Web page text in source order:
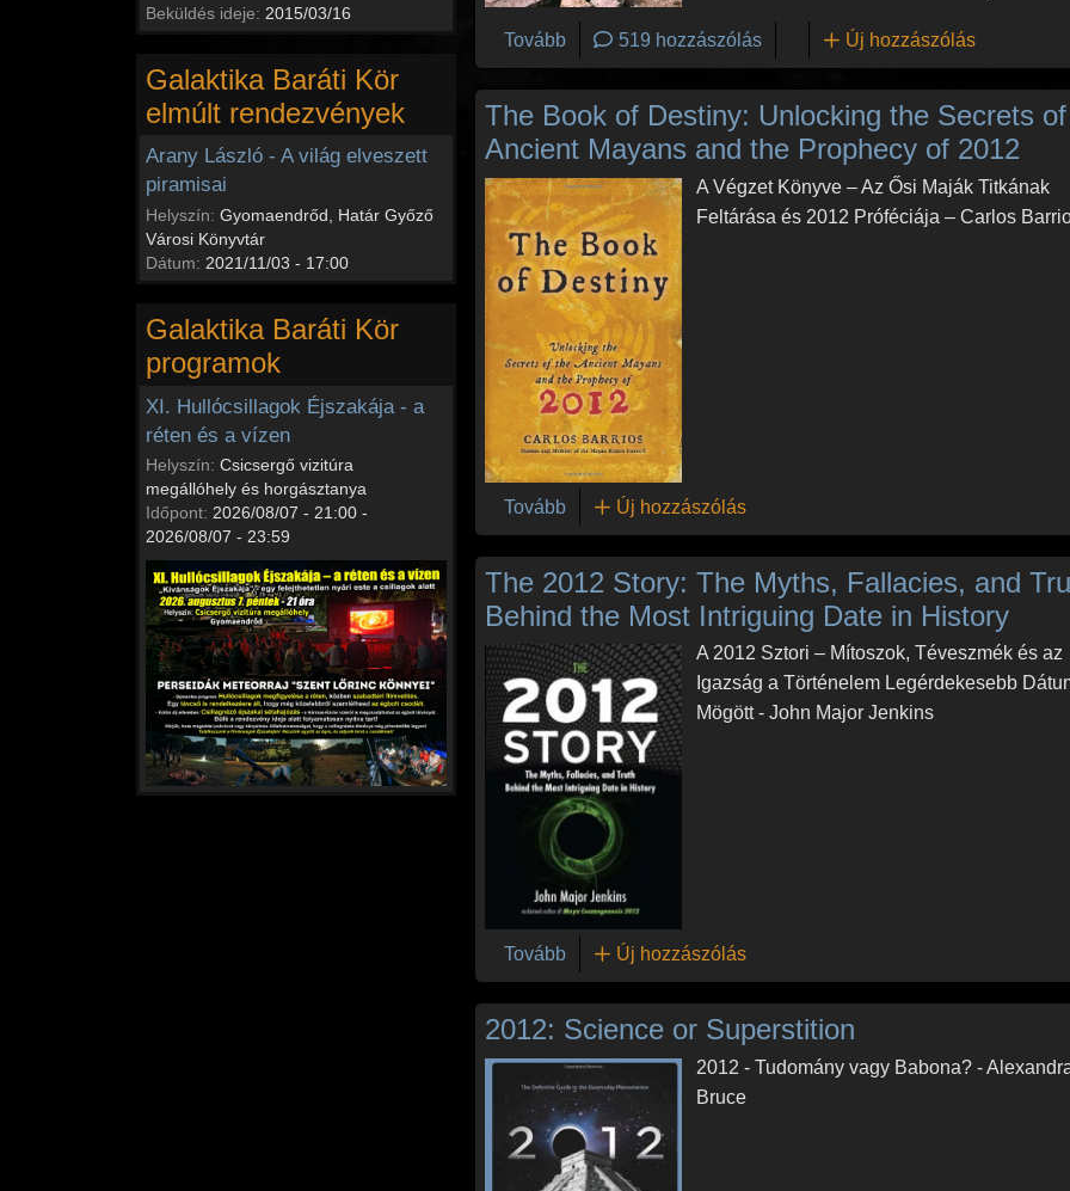
Tovább(A maja áttörés - Világvége 2012-ben?)
519 hozzászólás Új hozzászólás
The Book of Destiny: Unlocking the Secrets
Ancient Mayans and the Prophecy of 2012
A Végzet Könyve – Az Ősi Maják Titkának
Feltárása és 2012 Próféciája – Carlos
Tovább(The Book of Destiny: Unlocking the Secrets of the Ancient
Új hozzászólás
The 2012 Story: The Myths, Fallacies, and
Behind the Most Intriguing Date in History
A 2012 Sztori – Mítoszok, Téveszmék és az
Igazság a Történelem Legérdekesebb
Mögött - John Major Jenkins
Tovább(The 2012 Story: The Myths, Fallacies, and Truth Behind
Új hozzászólás
2012: Science or Superstition
2012 - Tudomány vagy Babona? -
Bruce
Beküldés ideje: 2015/03/16
Galaktika Baráti Kör
elmúlt rendezvények
Arany László - A világ elveszett
piramisai
Helyszín: Gyomaendrőd, Határ Győző
Városi Könyvtár
Dátum: 2021/11/03 - 17:00
Galaktika Baráti Kör
programok
XI. Hullócsillagok Éjszakája - a
réten és a vízen
Helyszín: Csicsergő vizitúra
megállóhely és horgásztanya
Időpont: 2026/08/07 - 21:00 -
2026/08/07 - 23:59